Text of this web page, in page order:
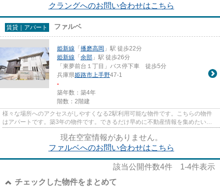
クラングへのお問い合わせはこちら
賃貸｜アパート ファルベ
姫新線 「播磨高岡 」駅 徒歩22分
姫新線 「余部 」駅 徒歩26分
「東夢前台１丁目」バス停下車 徒歩5分
兵庫県姫路市 上手野47-1
-
築年数：築4年
階数：2階建
様々な場所へのアクセスがしやすくなる2駅利用可能な物件です。こちらの物件
はアパートです。築3年の物件です。できるだけ早めに不動産情報を集めたい方
は当社スタッフまでご連絡くだ...
現在空室情報がありません。
ファルベへのお問い合わせはこちら
該当公開件数4件 1-4件表示
チェックした物件をまとめて